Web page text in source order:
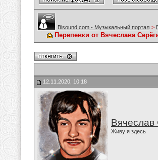
Bisound.com - Музыкальный портал >
Перепевки от Вячеслава
12.11.2020, 10:18
Вячеслав
Живу я здесь